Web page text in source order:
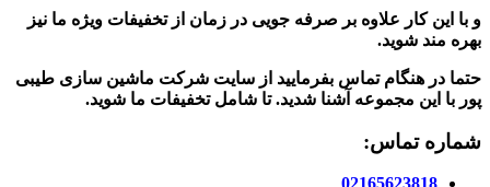
و با این کار علاوه بر صرفه جویی در زمان از تخفیفات ویژه ما نیز
بهره مند شوید.
حتما در هنگام تماس بفرمایید از سایت شرکت ماشین سازی طیبی
پور با این مجموعه آشنا شدید. تا شامل تخفیفات ما شوید.
شماره تماس: